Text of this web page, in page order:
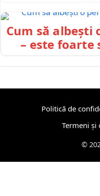
Cum să albești
– este foarte
Politică de
Termeni și
©